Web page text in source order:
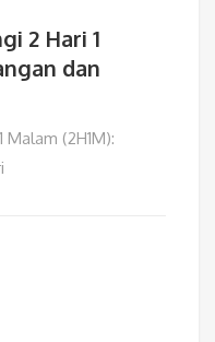
2 Hari 1
dan
Malam (2H1M):